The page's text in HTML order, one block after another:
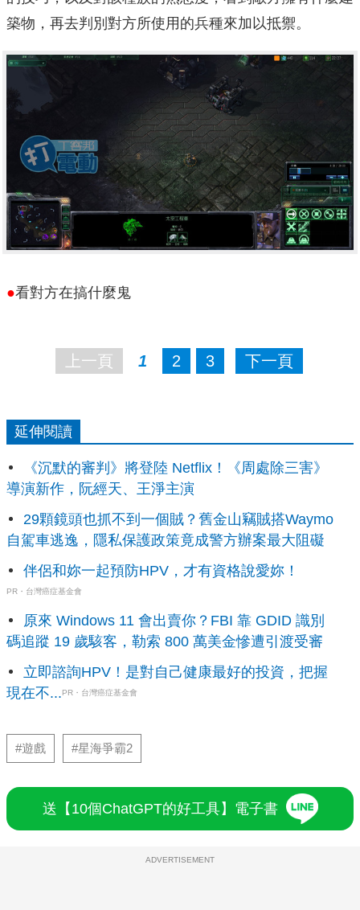
築物，再去判別對方所使用的兵種來加以抵禦。
●看對方在搞什麼鬼
上一頁 1 2 3 下一頁
延伸閱讀
《沉默的審判》將登陸 Netflix！《周處除三害》
導演新作，阮經天、王淨主演
29顆鏡頭也抓不到一個賊？舊金山竊賊搭Waymo
自駕車逃逸，隱私保護政策竟成警方辦案最大阻礙
伴侶和妳一起預防HPV，才有資格說愛妳！
PR・台灣癌症基金會
原來 Windows 11 會出賣你？FBI 靠 GDID 識別
碼追蹤 19 歲駭客，勒索 800 萬美金慘遭引渡受審
立即諮詢HPV！是對自己健康最好的投資，把握
現在不...PR・台灣癌症基金會
#遊戲 #星海爭霸2
送【10個ChatGPT的好工具】電子書
ADVERTISEMENT